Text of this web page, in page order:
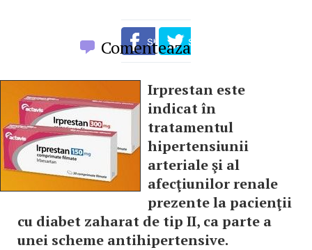
Comenteaza
Irprestan este
indicat în
tratamentul
hipertensiunii
arteriale şi al
afecţiunilor renale
prezente la pacienţii
cu diabet zaharat de tip II, ca parte a
unei scheme antihipertensive.